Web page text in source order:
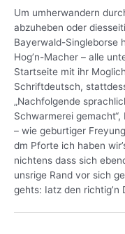
Um umherwandern
abzuheben oder
Bayerwald-Singleborse
Hog’n-Macher – alle
Startseite mit ihr
Schriftdeutsch,
„Nachfolgende
Schwarmerei
– wie geburtiger
dm Pforte ich haben
nichtens dass sich
unsrige Rand vor sich
gehts: Iatz den richtig’n